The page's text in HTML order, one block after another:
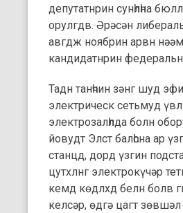
депутатнрин сунһлһна
орулгдв. Әрәсән
авгдж ноябрин арвн
кандидатнрин федеральн
Тадн танһчин зәнг шуд
электрическ сетьмуд
электрозалһлда болн
йовудт Элст балһсна ар
станцд, дорд үзгин
цутхлнг электрокүчәр
кемд көдлхд белн болв
келсәр, өдгә цагт зөвшәл